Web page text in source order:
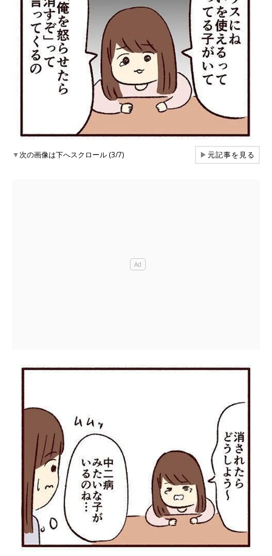
▼次の画像は下へスクロール (3/7) ▶元記事を見る